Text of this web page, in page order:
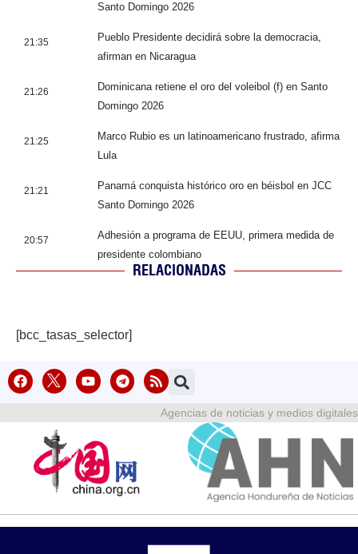
Santo Domingo 2026
21:35
Pueblo Presidente decidirá sobre la democracia,
afirman en Nicaragua
21:26
Dominicana retiene el oro del voleibol (f) en Santo
Domingo 2026
21:25
Marco Rubio es un latinoamericano frustrado, afirma
Lula
21:21
Panamá conquista histórico oro en béisbol en JCC
Santo Domingo 2026
20:57
Adhesión a programa de EEUU, primera medida de
presidente colombiano
RELACIONADAS
[bcc_tasas_selector]
Agencias de noticias y medios digitales